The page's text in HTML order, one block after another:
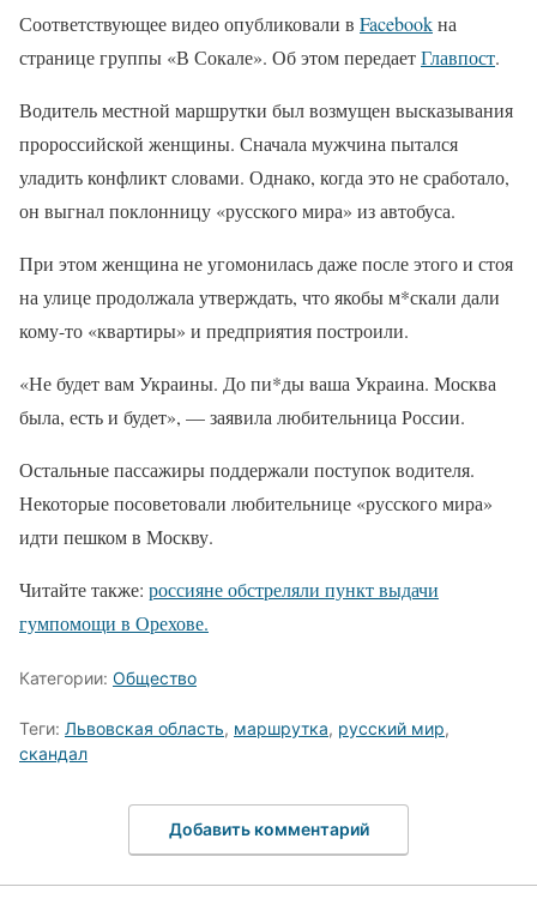
Соответствующее видео опубликовали в Facebookна
странице группы «В Сокале». Об этом передаетГлавпост.
Водитель местной маршрутки был возмущен высказывания
пророссийской женщины. Сначала мужчина пытался
уладить конфликт словами. Однако, когда это не сработало,
он выгнал поклонницу «русского мира» из автобуса.
При этом женщина не угомонилась даже после этого и стоя
на улице продолжала утверждать, что якобы м*скали дали
кому-то «квартиры» и предприятия построили.
«Не будет вам Украины. До пи*ды ваша Украина. Москва
была, есть и будет», — заявила любительница России.
Остальные пассажиры поддержали поступок водителя.
Некоторые посоветовали любительнице «русского мира»
идти пешком в Москву.
Читайте также: россияне обстреляли пункт выдачи
гумпомощи в Орехове.
Категории: Общество
Теги: Львовская область, маршрутка, русский мир,
скандал
Добавить комментарий